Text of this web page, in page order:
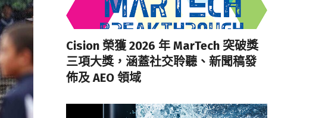
Cision 榮獲 2026 年 MarTech 突破獎
三項大獎，涵蓋社交聆聽、新聞稿發
佈及 AEO 領域